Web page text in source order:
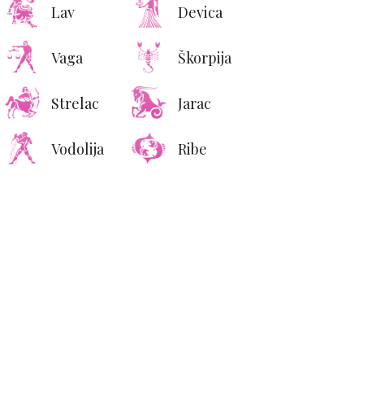
Poze za spavaću sobu koje
bi svaki muškarac trebalo
Lav Devica
Vaga Škorpija
Strelac Jarac
Vodolija Ribe